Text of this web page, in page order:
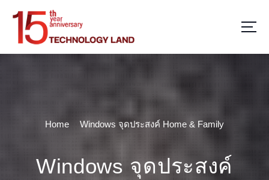
Home Windows จุดประสงค์ Home & Family
Windows จุดประสงค์